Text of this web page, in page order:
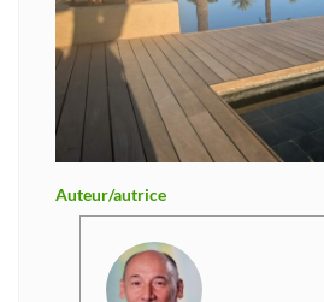
Auteur/autrice